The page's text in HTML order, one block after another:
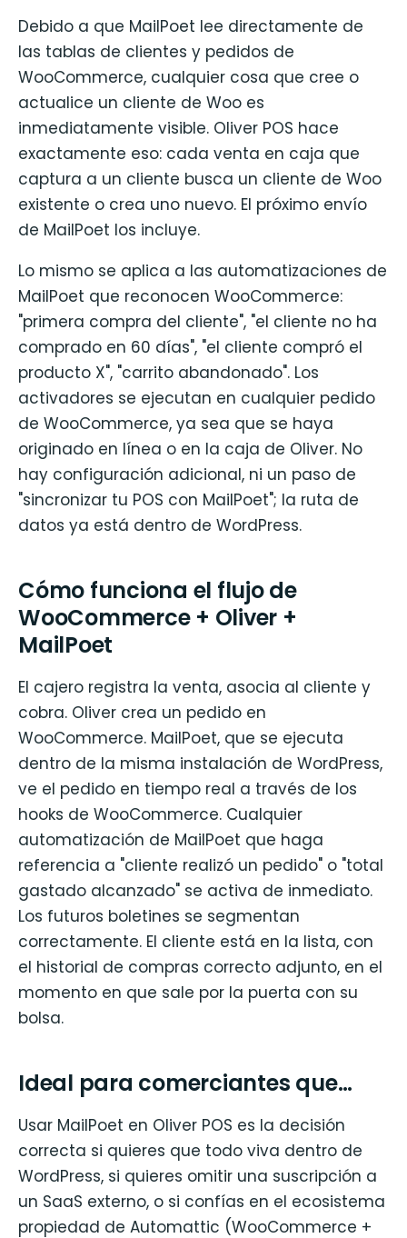
Debido a que MailPoet lee directamente de
las tablas de clientes y pedidos de
WooCommerce, cualquier cosa que cree o
actualice un cliente de Woo es
inmediatamente visible. Oliver POS hace
exactamente eso: cada venta en caja que
captura a un cliente busca un cliente de Woo
existente o crea uno nuevo. El próximo envío
de MailPoet los incluye.
Lo mismo se aplica a las automatizaciones de
MailPoet que reconocen WooCommerce:
"primera compra del cliente", "el cliente no ha
comprado en 60 días", "el cliente compró el
producto X", "carrito abandonado". Los
activadores se ejecutan en cualquier pedido
de WooCommerce, ya sea que se haya
originado en línea o en la caja de Oliver. No
hay configuración adicional, ni un paso de
"sincronizar tu POS con MailPoet"; la ruta de
datos ya está dentro de WordPress.
Cómo funciona el flujo de
WooCommerce + Oliver +
MailPoet
El cajero registra la venta, asocia al cliente y
cobra. Oliver crea un pedido en
WooCommerce. MailPoet, que se ejecuta
dentro de la misma instalación de WordPress,
ve el pedido en tiempo real a través de los
hooks de WooCommerce. Cualquier
automatización de MailPoet que haga
referencia a "cliente realizó un pedido" o "total
gastado alcanzado" se activa de inmediato.
Los futuros boletines se segmentan
correctamente. El cliente está en la lista, con
el historial de compras correcto adjunto, en el
momento en que sale por la puerta con su
bolsa.
Ideal para comerciantes que…
Usar MailPoet en Oliver POS es la decisión
correcta si quieres que todo viva dentro de
WordPress, si quieres omitir una suscripción a
un SaaS externo, o si confías en el ecosistema
propiedad de Automattic (WooCommerce +